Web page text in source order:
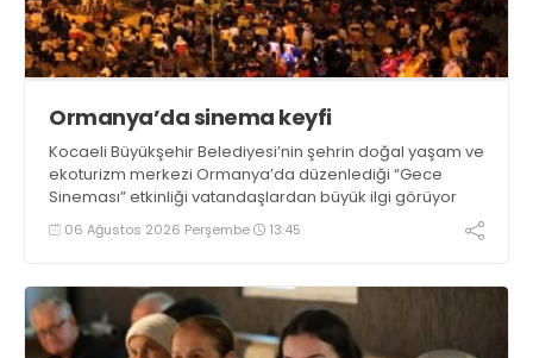
Ormanya’da sinema keyfi
Kocaeli Büyükşehir Belediyesi’nin şehrin doğal yaşam ve
ekoturizm merkezi Ormanya’da düzenlediği “Gece
Sineması” etkinliği vatandaşlardan büyük ilgi görüyor
06 Ağustos 2026 Perşembe 13:45